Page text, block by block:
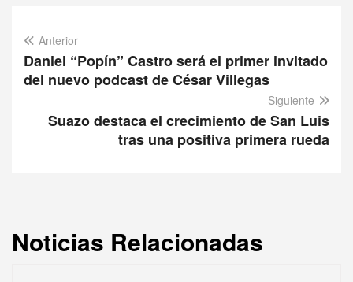
Anterior
Daniel “Popín” Castro será el primer invitado
del nuevo podcast de César Villegas
Siguiente
Suazo destaca el crecimiento de San Luis
tras una positiva primera rueda
Noticias Relacionadas